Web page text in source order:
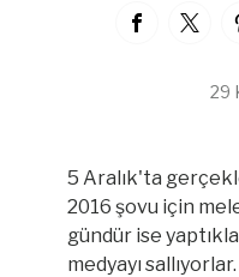
29
5 Aralık'ta
2016 şovu için
gündür ise
medyayı sallıyorlar.